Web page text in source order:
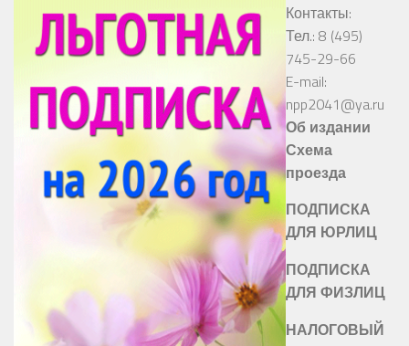
Контакты:
Тел.: 8 (495)
745-29-66
E-mail:
npp2041@ya.ru
Об издании
Схема
проезда
ПОДПИСКА
ДЛЯ ЮРЛИЦ
ПОДПИСКА
ДЛЯ ФИЗЛИЦ
НАЛОГОВЫЙ